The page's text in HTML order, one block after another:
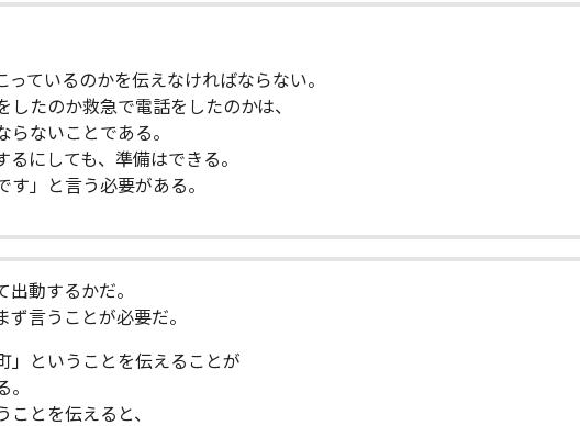
っているのかを伝えなければならない。
したのか救急で電話をしたのかは、
ないことである。
るにしても、準備はできる。
す」と言う必要がある。
動するかだ。
言うことが必要だ。
」ということを伝えることが
とを伝えると、